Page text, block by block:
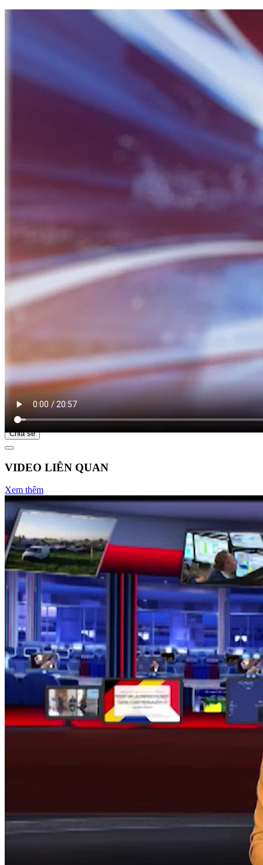
BỮA SÁNG DOANH NHÂN
Nguồn: SCTV8 - VITV
Bắt đầu tại
Chia sẻ
VIDEO LIÊN QUAN
Xem thêm